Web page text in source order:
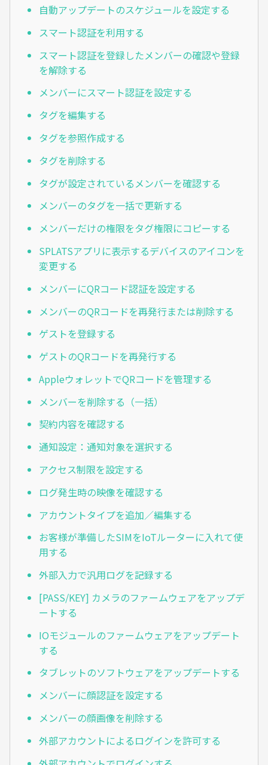
自動アップデートのスケジュールを設定する
スマート認証を利用する
スマート認証を登録したメンバーの確認や登録
を解除する
メンバーにスマート認証を設定する
タグを編集する
タグを参照作成する
タグを削除する
タグが設定されているメンバーを確認する
メンバーのタグを一括で更新する
メンバーだけの権限をタグ権限にコピーする
SPLATSアプリに表示するデバイスのアイコンを
変更する
メンバーにQRコード認証を設定する
メンバーのQRコードを再発行または削除する
ゲストを登録する
ゲストのQRコードを再発行する
AppleウォレットでQRコードを管理する
メンバーを削除する（一括）
契約内容を確認する
通知設定：通知対象を選択する
アクセス制限を設定する
ログ発生時の映像を確認する
アカウントタイプを追加／編集する
お客様が準備したSIMをIoTルーターに入れて使
用する
外部入力で汎用ログを記録する
[PASS/KEY] カメラのファームウェアをアップデ
ートする
IOモジュールのファームウェアをアップデート
する
タブレットのソフトウェアをアップデートする
メンバーに顔認証を設定する
メンバーの顔画像を削除する
外部アカウントによるログインを許可する